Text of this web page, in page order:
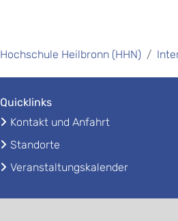
Hochschule Heilbronn (HHN)
Quicklinks
Kontakt und Anfahrt
Standorte
Veranstaltungskalender